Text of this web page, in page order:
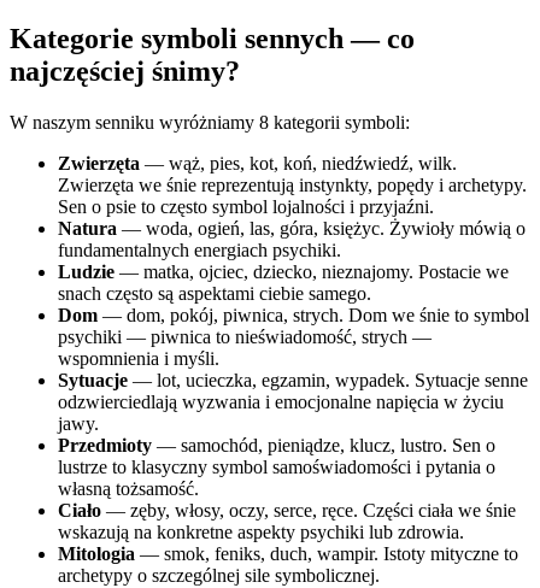
Kategorie symboli sennych — co
najczęściej śnimy?
W naszym senniku wyróżniamy 8 kategorii symboli:
Zwierzęta — wąż, pies, kot, koń, niedźwiedź, wilk.
Zwierzęta we śnie reprezentują instynkty, popędy i archetypy.
Sen o psie to często symbol lojalności i przyjaźni.
Natura — woda, ogień, las, góra, księżyc. Żywioły mówią o
fundamentalnych energiach psychiki.
Ludzie — matka, ojciec, dziecko, nieznajomy. Postacie we
snach często są aspektami ciebie samego.
Dom — dom, pokój, piwnica, strych. Dom we śnie to symbol
psychiki — piwnica to nieświadomość, strych —
wspomnienia i myśli.
Sytuacje — lot, ucieczka, egzamin, wypadek. Sytuacje senne
odzwierciedlają wyzwania i emocjonalne napięcia w życiu
jawy.
Przedmioty — samochód, pieniądze, klucz, lustro. Sen o
lustrze to klasyczny symbol samoświadomości i pytania o
własną tożsamość.
Ciało — zęby, włosy, oczy, serce, ręce. Części ciała we śnie
wskazują na konkretne aspekty psychiki lub zdrowia.
Mitologia — smok, feniks, duch, wampir. Istoty mityczne to
archetypy o szczególnej sile symbolicznej.